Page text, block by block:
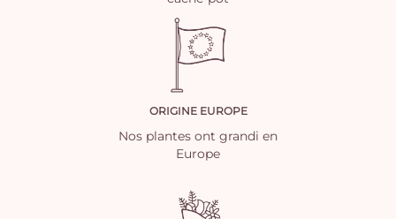
ORIGINE EUROPE
Nos plantes ont grandi en
Europe